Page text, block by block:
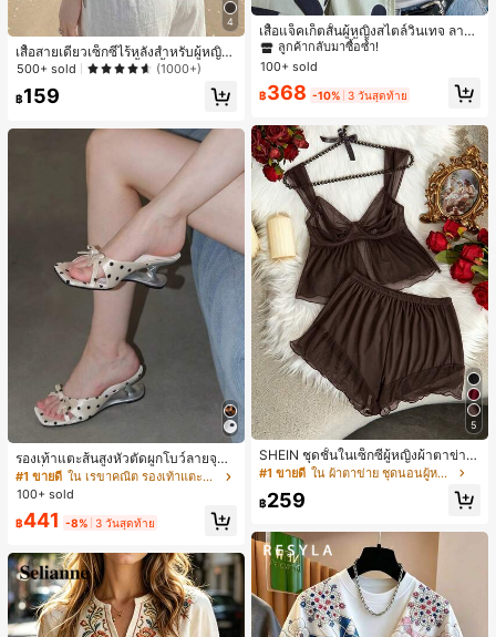
4
เสื้อสายเดี่ยวเซ็กซี่ไร้หลังสำหรับผู้หญิง
พร้อมบราแบบมีฟองน้ำ, เสื้อกล้ามแขน
500+ sold (1000+)
฿159
รองเท้าแตะส้นสูงหัวตัดผูกโบว์ลายจุดส
ายเดี่ยวส้นไม่สมมาตรสำหรับผู้หญิง, รอ
งเท้าแตะส้นสูงหนังเทียมสีขาวหรูหรา
#1 ขายดี
ใน เรขาคณิต รองเท้าแตะส้นสูงผู้หญิง
100+ sold
฿441 -8% 3 วันสุดท้าย
เสื้อแจ็คเก็ตสั้นผู้หญิงสไตล์วินเทจ ลายจุ
ดขนาดใหญ่ คอตั้ง เอวเข้ารูป แขนพอง
ทรงหลวม แฟชั่นอเนกประสงค์ สำหรับใ
#1 ขายดี
ใน กระเป๋า เสื้อคลุมลำลอง
ลูกค้ากลับมาซื้อซ้ำ!
#1 ขายดี ใน กระเป๋า เสื้อคลุมลำลอง
ลูกค้ากลับมาซื้อซ้ำ!
#1 ขายดี ใน กระเป๋า เสื้อคลุมลำลอง
ลูกค้ากลับมาซื้อซ้ำ!
#1 ขายดี
ใน กระเป๋า เสื้อคลุมลำลอง
ลูกค้ากลับมาซื้อซ้ำ!
100+ sold
฿368 -10% 3 วันสุดท้าย
5
SHEIN ชุดชั้นในเซ็กซี่ผู้หญิงผ้าตาข่าย
มีโครงคัพบาง
#1 ขายดี ใน ผ้าตาข่าย ชุดนอนผู้หญิง
฿259